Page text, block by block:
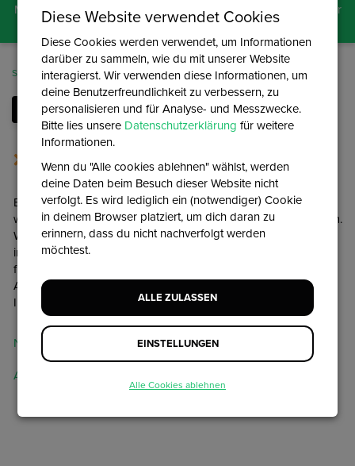
Möchtest du mehr über die Funktionalitäten erfahren, die iRaiser
anbietet? Gib uns gerne Bescheid!
Sumo Kategorien Onboarding
EINE KATEGORIE AUSWÄHLEN
Onboarding
Eine neue Website, herzlichen Glückwunsch! Hier finden Sie
weitere Informationen zu den ersten Schritten mit Ihrer Plattform.
Werfen Sie einen Blick auf die Vorlagen, denn wenn Sie
irgendwann wechseln wollen, können Sie das tun. Außerdem
finden Sie Informationen über die Anbindung der Website,
Anleitungen für die Verknüpfung mit Ihrem PSP und
Informationen über Domain, Hosting und DNS und SSL.
Neu auf der Plattform
Anbindung einer neuen Website
Diese Website verwendet Cookies
Diese Cookies werden verwendet, um Informationen
darüber zu sammeln, wie du mit unserer Website
interagierst. Wir verwenden diese Informationen, um
deine Benutzerfreundlichkeit zu verbessern, zu
personalisieren und für Analyse- und Messzwecke.
Bitte lies unsere Datenschutzerklärung für weitere
Informationen.
Wenn du "Alle cookies ablehnen" wählst, werden
deine Daten beim Besuch dieser Website nicht
verfolgt. Es wird lediglich ein (notwendiger) Cookie
in deinem Browser platziert, um dich daran zu
erinnern, dass du nicht nachverfolgt werden
möchtest.
ALLE ZULASSEN
EINSTELLUNGEN
Alle Cookies ablehnen